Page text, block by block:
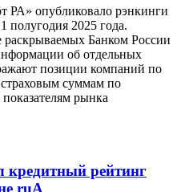
РА» опубликовало рэнкинги
полугодия 2025 года.
раскрываемых Банком России
об отдельных
позиции компаний по
суммам по
рынка
кредитный рейтинг
ruA